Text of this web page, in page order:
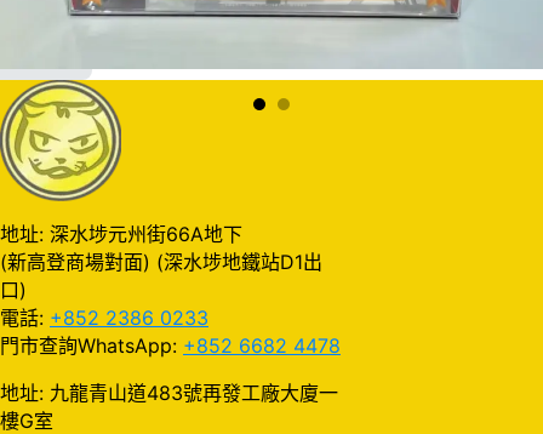
地址: 深水埗元州街66A地下
(新高登商場對面) (深水埗地鐵站D1出
口)
電話: +852 2386 0233
門市查詢WhatsApp: +852 6682 4478
地址: 九龍青山道483號再發工廠大廈一
樓G室